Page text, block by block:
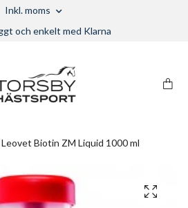
Inkl. moms
och enkelt med Klarna
Leovet Biotin ZM Liquid 1000 ml